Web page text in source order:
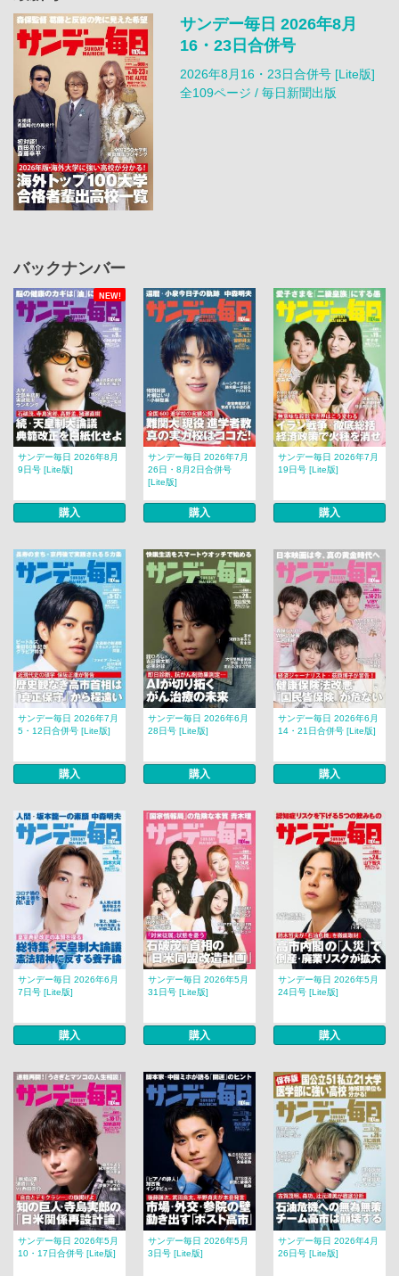
サンデー毎日 2026年8月
16・23日合併号
2026年8月16・23日合併号 [Lite版]
全109ページ / 毎日新聞出版
バックナンバー
NEW!
サンデー毎日 2026年8月
9日号 [Lite版]
購入
サンデー毎日 2026年7月
26日・8月2日合併号
[Lite版]
購入
サンデー毎日 2026年7月
19日号 [Lite版]
購入
サンデー毎日 2026年7月
5・12日合併号 [Lite版]
購入
サンデー毎日 2026年6月
28日号 [Lite版]
購入
サンデー毎日 2026年6月
14・21日合併号 [Lite版]
購入
サンデー毎日 2026年6月
7日号 [Lite版]
購入
サンデー毎日 2026年5月
31日号 [Lite版]
購入
サンデー毎日 2026年5月
24日号 [Lite版]
購入
サンデー毎日 2026年5月
10・17日合併号 [Lite版]
サンデー毎日 2026年5月
3日号 [Lite版]
サンデー毎日 2026年4月
26日号 [Lite版]